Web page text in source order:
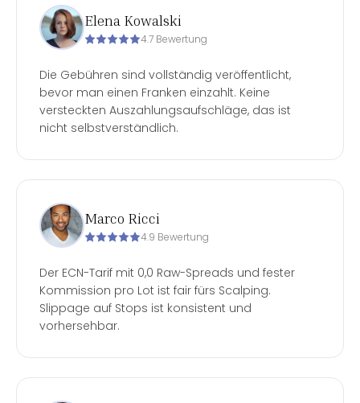
Elena Kowalski
4.7 Bewertung
Die Gebühren sind vollständig veröffentlicht,
bevor man einen Franken einzahlt. Keine
versteckten Auszahlungsaufschläge, das ist
nicht selbstverständlich.
Marco Ricci
4.9 Bewertung
Der ECN-Tarif mit 0,0 Raw-Spreads und fester
Kommission pro Lot ist fair fürs Scalping.
Slippage auf Stops ist konsistent und
vorhersehbar.